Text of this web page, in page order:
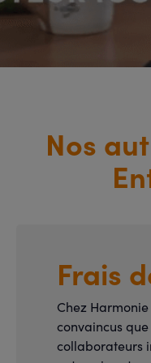
Nos
Frais
Chez
convaincus
collaborateurs